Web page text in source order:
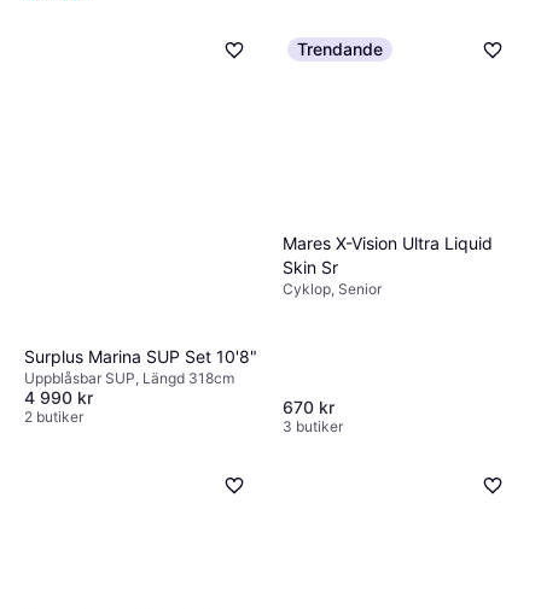
Surplus Marina SUP Set 10'8"
Uppblåsbar SUP, Längd 318cm
4 990 kr
2 butiker
Trendande
Mares X-Vision Ultra Liquid
Skin Sr
Cyklop, Senior
670 kr
3 butiker